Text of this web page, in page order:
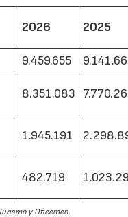
2026 2025
9.459.655
8.351.083
1.945.191
482.719
y Oficemen.